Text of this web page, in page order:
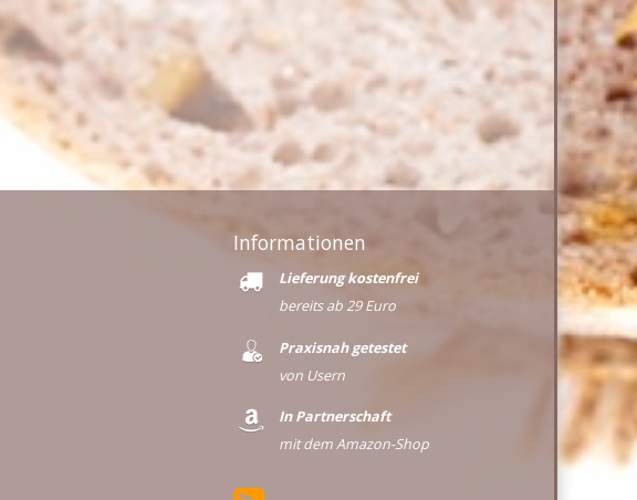
Informationen
Lieferung kostenfrei
bereits ab 29 Euro
Praxisnah getestet
von Usern
In Partnerschaft
mit dem Amazon-Shop